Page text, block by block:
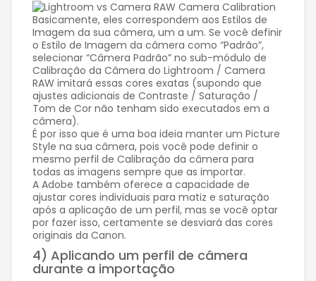
Basicamente, eles correspondem aos Estilos de
Imagem da sua câmera, um a um. Se você definir
o Estilo de Imagem da câmera como “Padrão”,
selecionar “Câmera Padrão” no sub-módulo de
Calibração da Câmera do Lightroom / Camera
RAW imitará essas cores exatas (supondo que
ajustes adicionais de Contraste / Saturação /
Tom de Cor não tenham sido executados em a
câmera).
É por isso que é uma boa ideia manter um Picture
Style na sua câmera, pois você pode definir o
mesmo perfil de Calibração da câmera para
todas as imagens sempre que as importar.
A Adobe também oferece a capacidade de
ajustar cores individuais para matiz e saturação
após a aplicação de um perfil, mas se você optar
por fazer isso, certamente se desviará das cores
originais da Canon.
4) Aplicando um perfil de câmera
durante a importação